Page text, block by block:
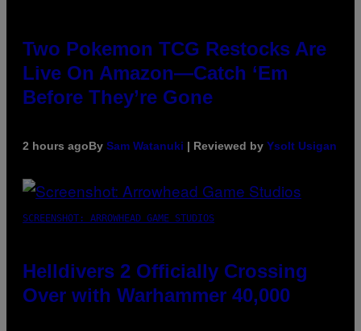
Two Pokemon TCG Restocks Are
Live On Amazon—Catch ‘Em
Before They’re Gone
2 hours agoBy Sam Watanuki | Reviewed by Ysolt Usigan
SCREENSHOT: ARROWHEAD GAME STUDIOS
Helldivers 2 Officially Crossing
Over with Warhammer 40,000